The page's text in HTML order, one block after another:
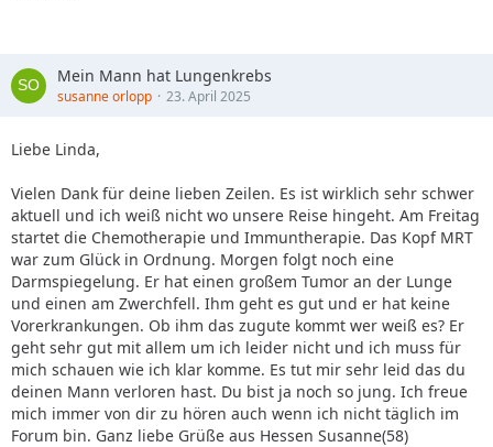
Mein Mann hat Lungenkrebs
susanne orlopp 23. April 2025
Liebe Linda,
Vielen Dank für deine lieben Zeilen. Es ist wirklich sehr schwer
aktuell und ich weiß nicht wo unsere Reise hingeht. Am Freitag
startet die Chemotherapie und Immuntherapie. Das Kopf MRT
war zum Glück in Ordnung. Morgen folgt noch eine
Darmspiegelung. Er hat einen großem Tumor an der Lunge
und einen am Zwerchfell. Ihm geht es gut und er hat keine
Vorerkrankungen. Ob ihm das zugute kommt wer weiß es? Er
geht sehr gut mit allem um ich leider nicht und ich muss für
mich schauen wie ich klar komme. Es tut mir sehr leid das du
deinen Mann verloren hast. Du bist ja noch so jung. Ich freue
mich immer von dir zu hören auch wenn ich nicht täglich im
Forum bin. Ganz liebe Grüße aus Hessen Susanne(58)